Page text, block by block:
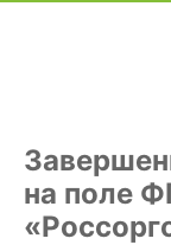
на поле